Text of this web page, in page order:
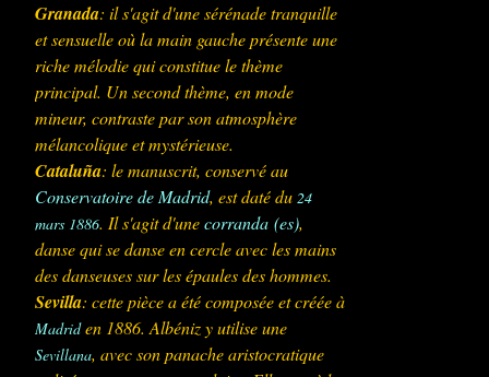
Granada: il s'agit d'une sérénade tranquille
et sensuelle où la main gauche présente une
riche mélodie qui constitue le thème
principal. Un second thème, en mode
mineur, contraste par son atmosphère
mélancolique et mystérieuse.
Cataluña: le manuscrit, conservé au
Conservatoire de Madrid, est daté du 24
mars 1886. Il s'agit d'unecorranda (es),
danse qui se danse en cercle avec les mains
des danseuses sur les épaules des hommes.
Sevilla: cette pièce a été composée et créée à
Madriden 1886. Albéniz y utilise une
Sevillana, avec son panache aristocratique